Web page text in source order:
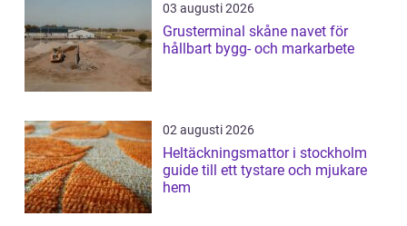
03 augusti 2026
Grusterminal skåne navet för
hållbart bygg- och markarbete
02 augusti 2026
Heltäckningsmattor i stockholm
guide till ett tystare och mjukare
hem